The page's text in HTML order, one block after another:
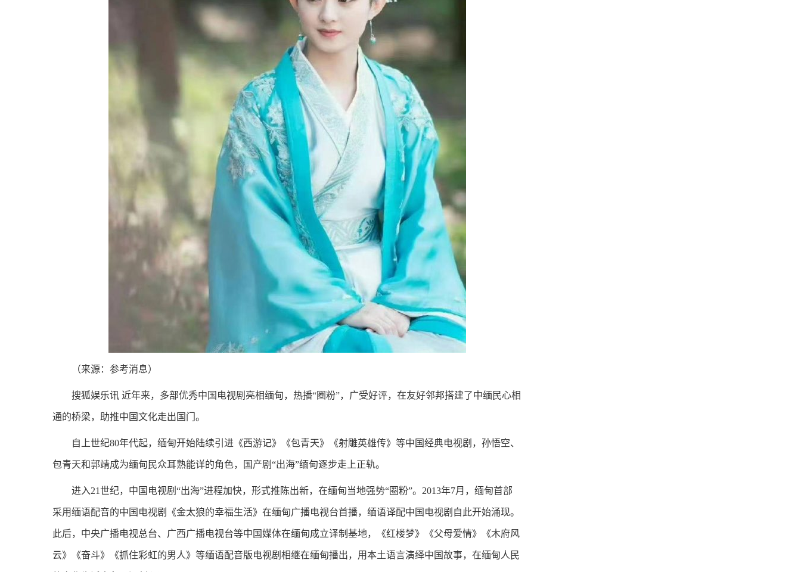
（来源：参考消息）
搜狐娱乐讯 近年来，多部优秀中国电视剧亮相缅甸，热播“圈粉”，广受好评，在友好邻邦搭建了中缅民心相
通的桥梁，助推中国文化走出国门。
自上世纪80年代起，缅甸开始陆续引进《西游记》《包青天》《射雕英雄传》等中国经典电视剧，孙悟空、
包青天和郭靖成为缅甸民众耳熟能详的角色，国产剧“出海”缅甸逐步走上正轨。
进入21世纪，中国电视剧“出海”进程加快，形式推陈出新，在缅甸当地强势“圈粉”。2013年7月，缅甸首部
采用缅语配音的中国电视剧《金太狼的幸福生活》在缅甸广播电视台首播，缅语译配中国电视剧自此开始涌现。
此后，中央广播电视总台、广西广播电视台等中国媒体在缅甸成立译制基地，《红楼梦》《父母爱情》《木府风
云》《奋斗》《抓住彩虹的男人》等缅语配音版电视剧相继在缅甸播出，用本土语言演绎中国故事，在缅甸人民